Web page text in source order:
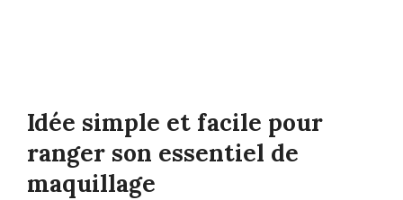
Idée simple et facile pour
ranger son essentiel de
maquillage